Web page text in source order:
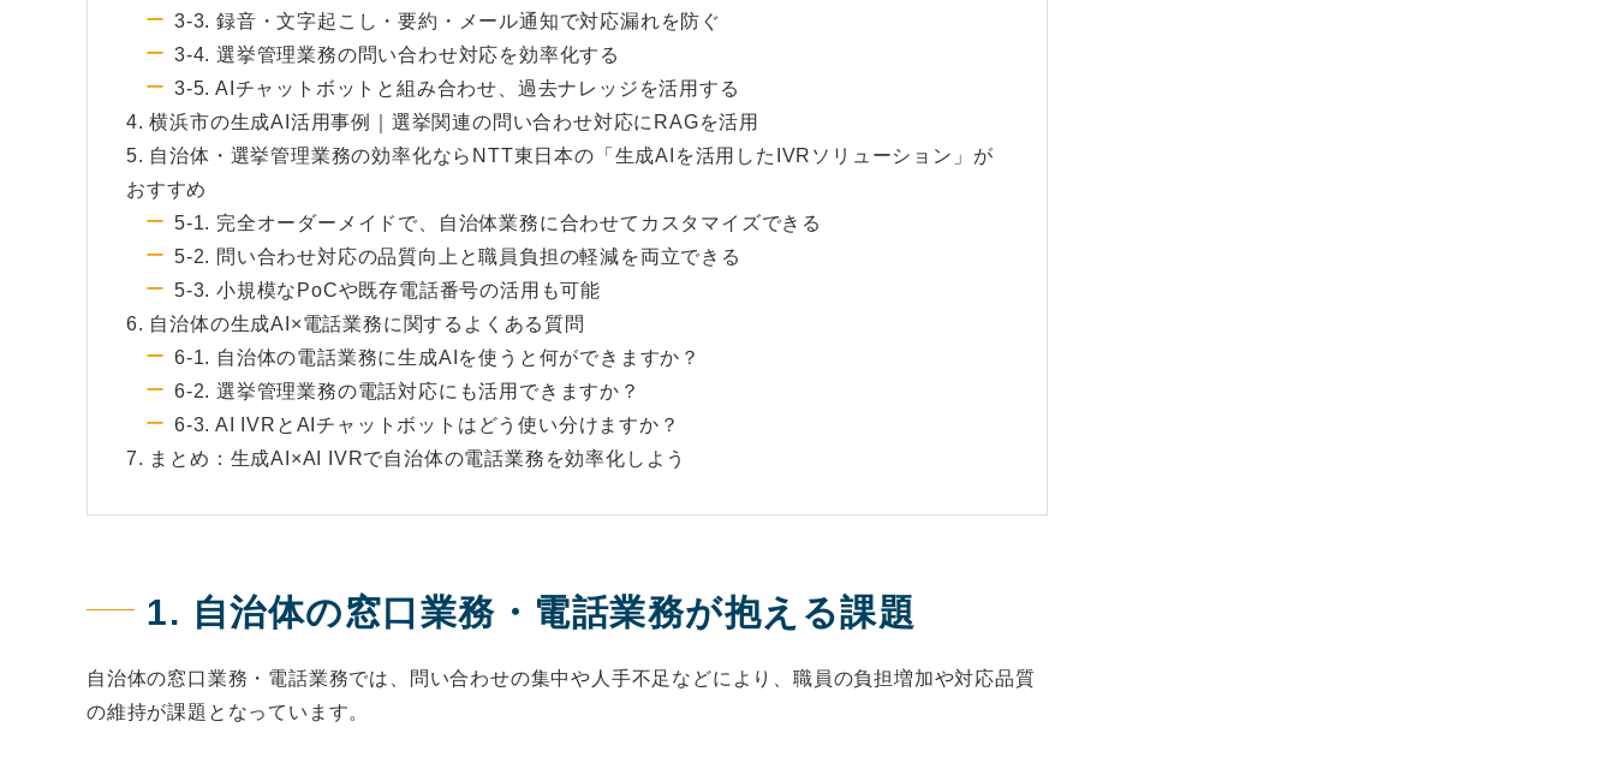
3-3. 録音・文字起こし・要約・メール通知で対応漏れを防ぐ
3-4. 選挙管理業務の問い合わせ対応を効率化する
3-5. AIチャットボットと組み合わせ、過去ナレッジを活用する
4. 横浜市の生成AI活用事例｜選挙関連の問い合わせ対応にRAGを活用
5. 自治体・選挙管理業務の効率化ならNTT東日本の「生成AIを活用したIVRソリューション」が
おすすめ
5-1. 完全オーダーメイドで、自治体業務に合わせてカスタマイズできる
5-2. 問い合わせ対応の品質向上と職員負担の軽減を両立できる
5-3. 小規模なPoCや既存電話番号の活用も可能
6. 自治体の生成AI×電話業務に関するよくある質問
6-1. 自治体の電話業務に生成AIを使うと何ができますか？
6-2. 選挙管理業務の電話対応にも活用できますか？
6-3. AI IVRとAIチャットボットはどう使い分けますか？
7. まとめ：生成AI×AI IVRで自治体の電話業務を効率化しよう
1. 自治体の窓口業務・電話業務が抱える課題
自治体の窓口業務・電話業務では、問い合わせの集中や人手不足などにより、職員の負担増加や対応品質
の維持が課題となっています。